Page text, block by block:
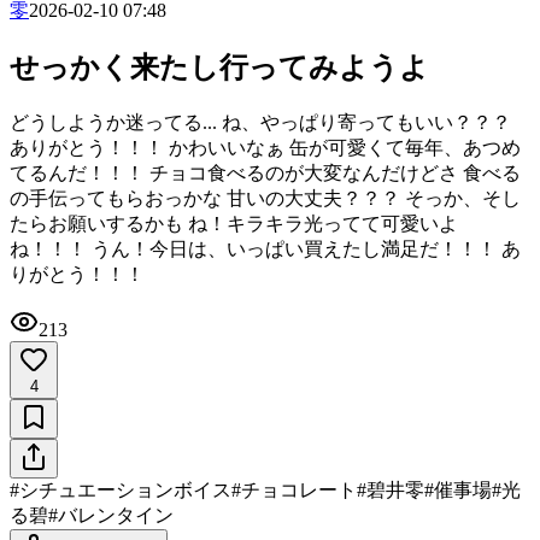
零2026-02-10 07:48
せっかく来たし行ってみようよ
どうしようか迷ってる... ね、やっぱり寄ってもいい？？？
ありがとう！！！ かわいいなぁ 缶が可愛くて毎年、あつめ
てるんだ！！！ チョコ食べるのが大変なんだけどさ 食べる
の手伝ってもらおっかな 甘いの大丈夫？？？ そっか、そし
たらお願いするかも ね！キラキラ光ってて可愛いよ
ね！！！ うん！今日は、いっぱい買えたし満足だ！！！ あ
りがとう！！！
213
4
#シチュエーションボイス#チョコレート #碧井零#催事場#光
る碧#バレンタイン